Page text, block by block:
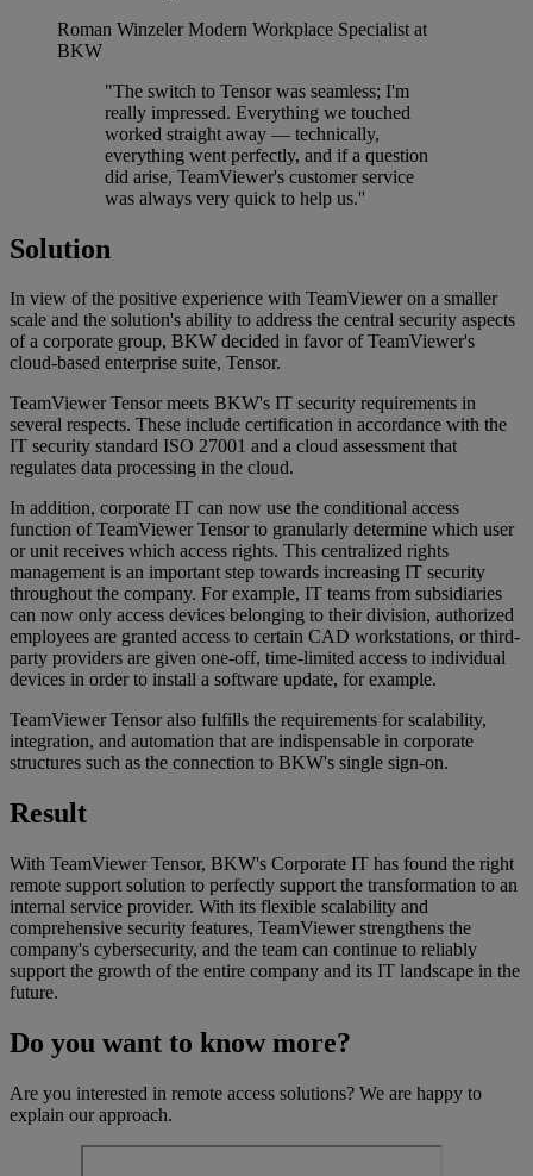
Roman Winzeler Modern Workplace Specialist at
BKW
"The switch to Tensor was seamless; I'm
really impressed. Everything we touched
worked straight away — technically,
everything went perfectly, and if a question
did arise, TeamViewer's customer service
was always very quick to help us.''
Solution
In view of the positive experience with TeamViewer on a smaller
scale and the solution's ability to address the central security aspects
of a corporate group, BKW decided in favor of TeamViewer's
cloud-based enterprise suite, Tensor.
TeamViewer Tensor meets BKW's IT security requirements in
several respects. These include certification in accordance with the
IT security standard ISO 27001 and a cloud assessment that
regulates data processing in the cloud.
In addition, corporate IT can now use the conditional access
function of TeamViewer Tensor to granularly determine which user
or unit receives which access rights. This centralized rights
management is an important step towards increasing IT security
throughout the company. For example, IT teams from subsidiaries
can now only access devices belonging to their division, authorized
employees are granted access to certain CAD workstations, or third-
party providers are given one-off, time-limited access to individual
devices in order to install a software update, for example.
TeamViewer Tensor also fulfills the requirements for scalability,
integration, and automation that are indispensable in corporate
structures such as the connection to BKW's single sign-on.
Result
With TeamViewer Tensor, BKW's Corporate IT has found the right
remote support solution to perfectly support the transformation to an
internal service provider. With its flexible scalability and
comprehensive security features, TeamViewer strengthens the
company's cybersecurity, and the team can continue to reliably
support the growth of the entire company and its IT landscape in the
future.
Do you want to know more?
Are you interested in remote access solutions? We are happy to
explain our approach.